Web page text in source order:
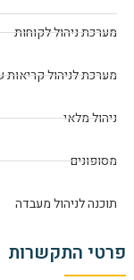
מערכת ניהול לקוחות
מערכת לניהול קריאות
ניהול מלאי
מסופונים
תוכנה לניהול מעבדה
פרטי התקשרות